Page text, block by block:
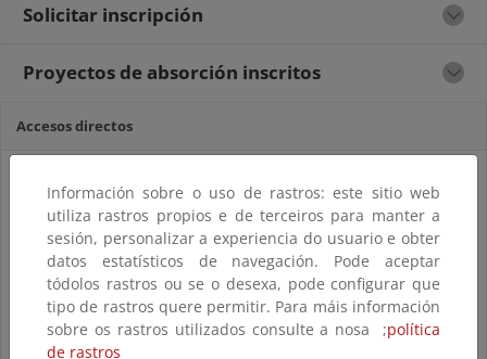
Solicitar inscripción
Proyectos de absorción inscritos
Accesos directos
SEDE ELECTRÓNICA
Información sobre o uso de rastros: este sitio web
utiliza rastros propios e de terceiros para manter a
sesión, personalizar a experiencia do usuario e obter
datos estatísticos de navegación. Pode aceptar
tódolos rastros ou se o desexa, pode configurar que
tipo de rastros quere permitir. Para máis información
sobre os rastros utilizados consulte a nosa ;política
de rastros